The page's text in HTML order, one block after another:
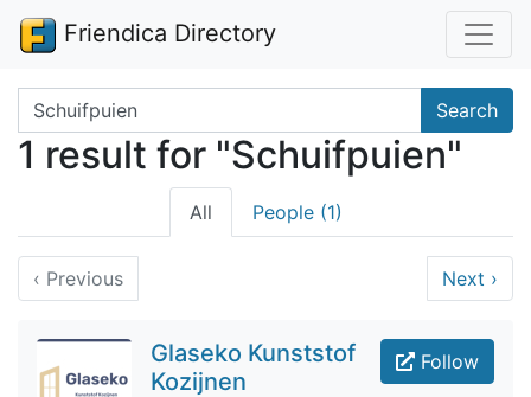
Friendica Directory
Search terms Search
1 result for "Schuifpuien"
All People (1)
‹ Previous Next ›
Follow
Glaseko Kunststof
Kozijnen